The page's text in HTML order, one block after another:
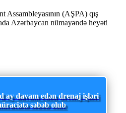
Assambleyasının (AŞPA) qış
Azərbaycan nümayəndə heyəti
ay davam edən drenaj işləri
səbəb olub